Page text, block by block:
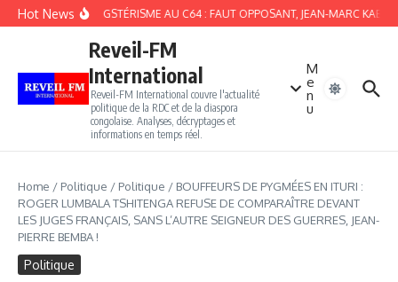
Aller au contenu
Hot NewsDU GANGSTÉRISME AU C64 : FAUT OPPOSANT, JEAN-MARC
Reveil-FM
International
Reveil-FM International couvre l'actualité
politique de la RDC et de la diaspora
congolaise. Analyses, décryptages et
informations en temps réel.
M
e
n
u
Home / Politique / Politique / BOUFFEURS DE PYGMÉES EN ITURI :
ROGER LUMBALA TSHITENGA REFUSE DE COMPARAÎTRE DEVANT
LES JUGES FRANÇAIS, SANS L’AUTRE SEIGNEUR DES GUERRES, JEAN-
PIERRE BEMBA !
Politique